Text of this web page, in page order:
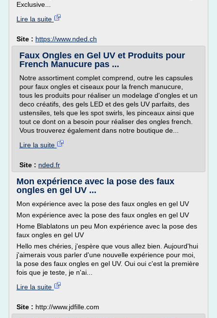
Exclusive...
Lire la suite
Site : https://www.nded.ch
Faux Ongles en Gel UV et Produits pour
French Manucure pas ...
Notre assortiment complet comprend, outre les capsules
pour faux ongles et ciseaux pour la french manucure,
tous les produits pour réaliser un modelage d'ongles et un
deco créatifs, des gels LED et des gels UV parfaits, des
ustensiles, tels que les spot swirls, les pinceaux ainsi que
tout ce dont on a besoin pour réaliser des ongles french.
Vous trouverez également dans notre boutique de...
Lire la suite
Site : nded.fr
Mon expérience avec la pose des faux
ongles en gel UV ...
Mon expérience avec la pose des faux ongles en gel UV
Mon expérience avec la pose des faux ongles en gel UV
Home Blablatons un peu Mon expérience avec la pose des
faux ongles en gel UV
Hello mes chéries, j'espère que vous allez bien. Aujourd'hui
j'aimerais vous parler d'une nouvelle expérience pour moi,
la pose des faux ongles en gel UV. Oui oui c'est la première
fois que je teste, je n'ai...
Lire la suite
Site : http://www.jdfille.com